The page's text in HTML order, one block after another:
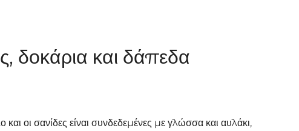
δοκάρια και δάπεδα
οι σανίδες είναι συνδεδεμένες με γλώσσα και αυλάκι,